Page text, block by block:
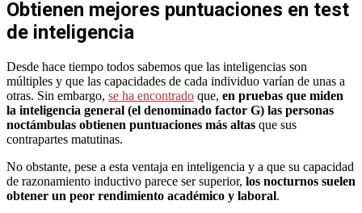
Obtienen mejores puntuaciones en test
de inteligencia
Desde hace tiempo todos sabemos que las inteligencias son
múltiples y que las capacidades de cada individuo varían de unas a
otras. Sin embargo, se ha encontrado que, en pruebas que miden
la inteligencia general (el denominado factor G) las personas
noctámbulas obtienen puntuaciones más altas que sus
contrapartes matutinas.
No obstante, pese a esta ventaja en inteligencia y a que su capacidad
de razonamiento inductivo parece ser superior, los nocturnos suelen
obtener un peor rendimiento académico y laboral.